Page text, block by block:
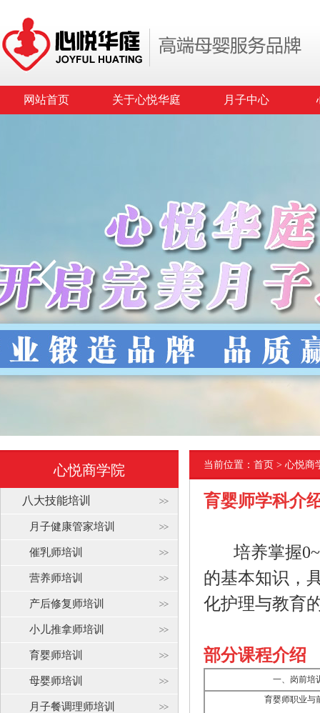
网站首页 关于心悦华庭 月子中心
心悦商学院
八大技能培训
月子健康管家培训
催乳师培训
营养师培训
产后修复师培训
小儿推拿师培训
育婴师培训
母婴师培训
月子餐调理师培训
当前位置： 首页 > 心悦商
育婴师学科介
培养掌握0~3
的基本知识，
化护理与教育
部分课程介绍
一、岗前培
育婴师职业与